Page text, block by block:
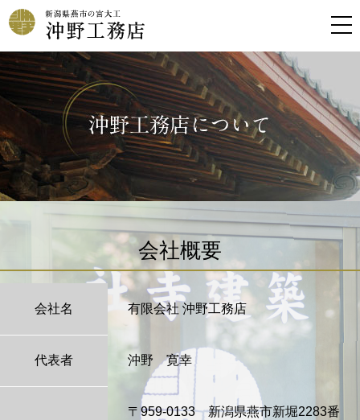
会社概要
会社名 有限会社 沖野工務店
代表者 沖野 寛幸
〒959-0133 新潟県燕市新堀2283番